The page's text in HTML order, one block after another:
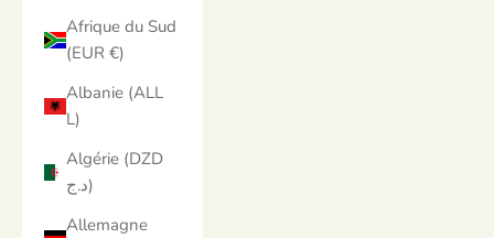
Afrique du Sud
(EUR €)
Albanie (ALL
L)
Algérie (DZD
د.ج)
Allemagne